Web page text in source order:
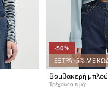
-50%
ΕΞΤΡΑ -5% ΜΕ
Τρέχουσα τιμή: